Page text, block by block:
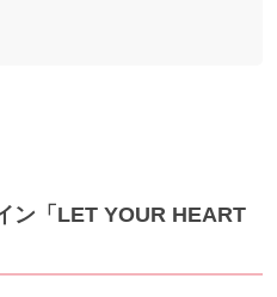
ン「LET YOUR HEART